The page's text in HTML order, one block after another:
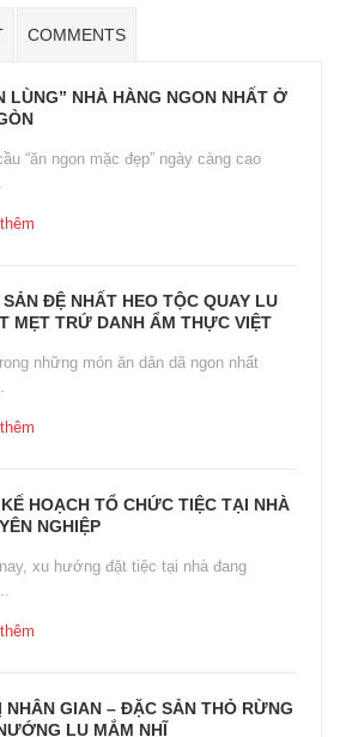
COMMENTS
LÙNG” NHÀ HÀNG NGON NHẤT Ở
“ăn ngon mặc đẹp” ngày càng cao
ĐỆ NHẤT HEO TỘC QUAY LU
MẸT TRỨ DANH ẨM THỰC VIỆT
những món ăn dân dã ngon nhất
HOẠCH TỔ CHỨC TIỆC TẠI NHÀ
NGHIỆP
xu hướng đặt tiệc tại nhà đang
NHÂN GIAN – ĐẶC SẢN THỎ RỪNG
LU MẮM NHĨ